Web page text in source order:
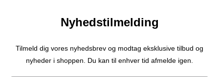
Nyhedstilmelding
Tilmeld dig vores nyhedsbrev og modtag eksklusive tilbud og
nyheder i shoppen. Du kan til enhver tid afmelde igen.